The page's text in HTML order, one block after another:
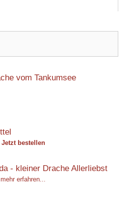
Jetzt bestellen
mehr erfahren...